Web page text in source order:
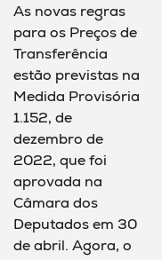
As novas regras
para os Preços de
Transferência
estão previstas na
Medida Provisória
1.152, de
dezembro de
2022, que foi
aprovada na
Câmara dos
Deputados em 30
de abril. Agora, o